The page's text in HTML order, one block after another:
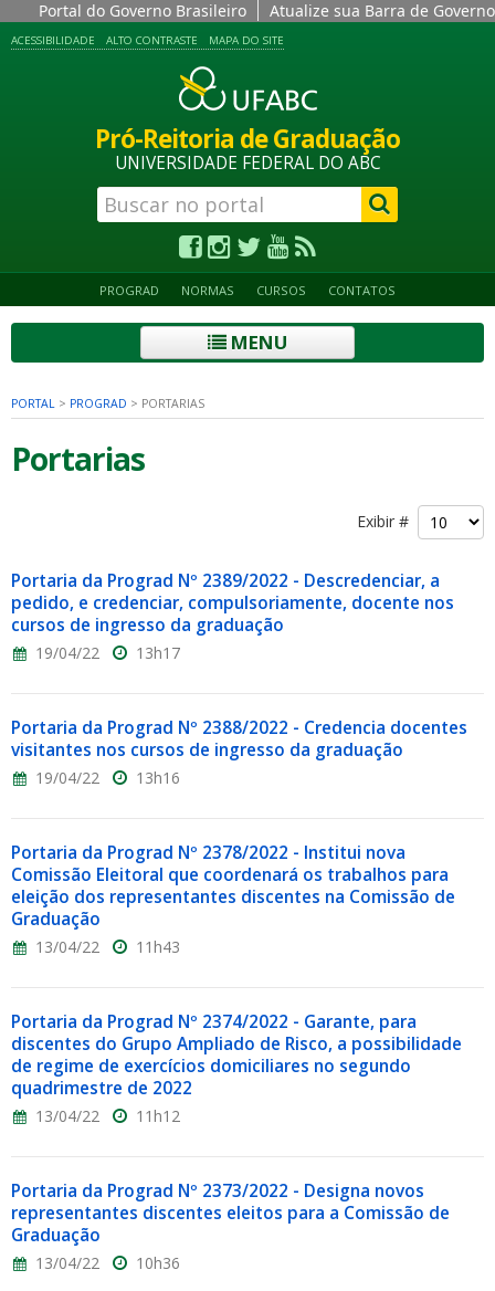
Portal do Governo Brasileiro Atualize sua Barra de Governo
ACESSIBILIDADE ALTO CONTRASTE MAPA DO SITE
Pró-Reitoria de Graduação
UNIVERSIDADE FEDERAL DO ABC
PROGRAD NORMAS CURSOS CONTATOS
MENU
PORTAL > PROGRAD > PORTARIAS
Portarias
Exibir #
Portaria da Prograd Nº 2389/2022 - Descredenciar, a
pedido, e credenciar, compulsoriamente, docente nos
cursos de ingresso da graduação
19/04/22 13h17
Portaria da Prograd Nº 2388/2022 - Credencia docentes
visitantes nos cursos de ingresso da graduação
19/04/22 13h16
Portaria da Prograd Nº 2378/2022 - Institui nova
Comissão Eleitoral que coordenará os trabalhos para
eleição dos representantes discentes na Comissão de
Graduação
13/04/22 11h43
Portaria da Prograd Nº 2374/2022 - Garante, para
discentes do Grupo Ampliado de Risco, a possibilidade
de regime de exercícios domiciliares no segundo
quadrimestre de 2022
13/04/22 11h12
Portaria da Prograd Nº 2373/2022 - Designa novos
representantes discentes eleitos para a Comissão de
Graduação
13/04/22 10h36